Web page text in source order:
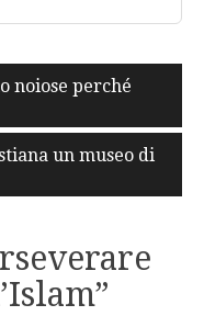
noiose perché
un museo di
”